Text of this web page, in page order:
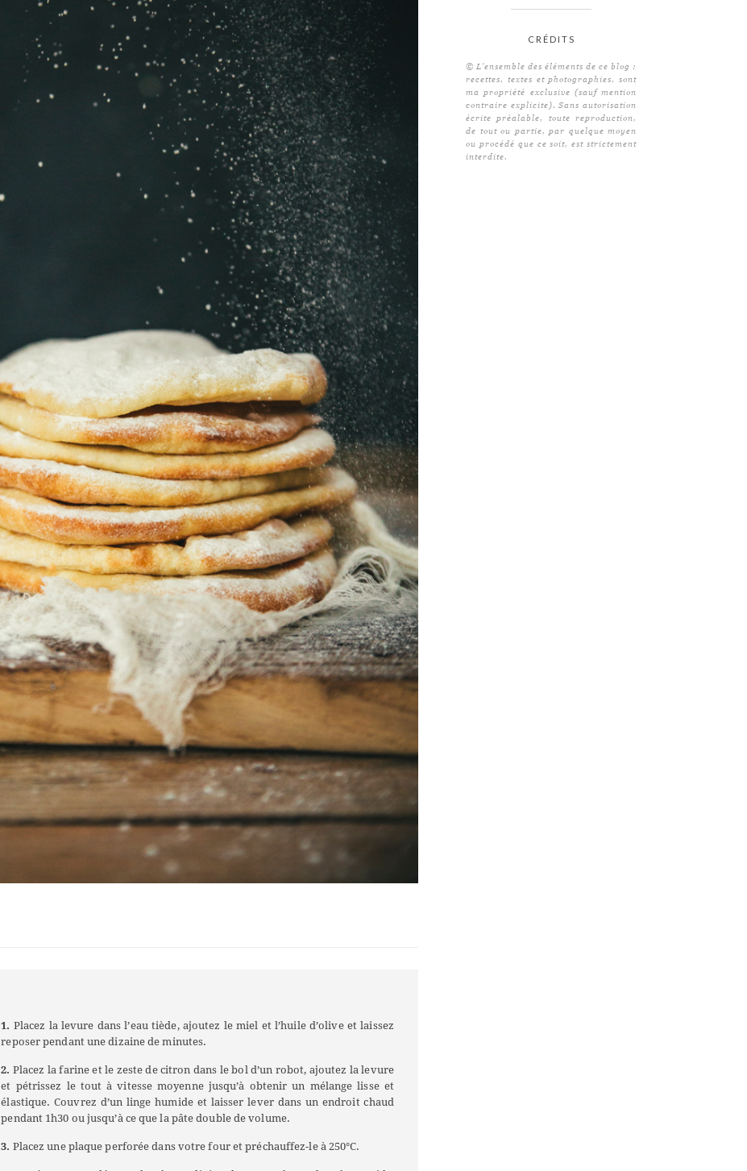
1. Placez la levure dans l’eau tiède, ajoutez le miel et l’huile d’olive et laissez
reposer pendant une dizaine de minutes.
2. Placez la farine et le zeste de citron dans le bol d’un robot, ajoutez la levure
et pétrissez le tout à vitesse moyenne jusqu’à obtenir un mélange lisse et
élastique. Couvrez d’un linge humide et laisser lever dans un endroit chaud
pendant 1h30 ou jusqu’à ce que la pâte double de volume.
3. Placez une plaque perforée dans votre four et préchauffez-le à 250°C.
CRÉDITS
© L'ensemble des éléments de ce blog :
recettes, textes et photographies, sont
ma propriété exclusive (sauf mention
contraire explicite). Sans autorisation
écrite préalable, toute reproduction,
de tout ou partie, par quelque moyen
ou procédé que ce soit, est strictement
interdite.